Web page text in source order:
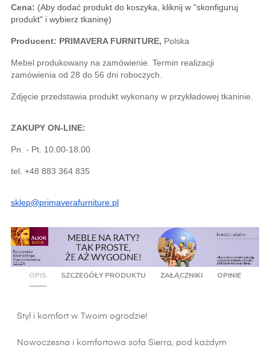
Cena: (Aby dodać produkt do koszyka, kliknij w "skonfiguruj
produkt" i wybierz tkaninę)
Producent: PRIMAVERA FURNITURE, Polska
Mebel produkowany na zamówienie. Termin realizacji
zamówienia od 28 do 56 dni roboczych.
Zdjęcie przedstawia produkt wykonany w przykładowej tkaninie.
ZAKUPY ON-LINE:
Pn. - Pt. 10.00-18.00
tel. +48 883 364 835
sklep@primaverafurniture.pl
OPIS SZCZEGÓŁY PRODUKTU ZAŁĄCZNIKI OPINIE
Styl i komfort w Twoim ogrodzie!
Nowoczesna i komfortowa sofa Sierra, pod każdym